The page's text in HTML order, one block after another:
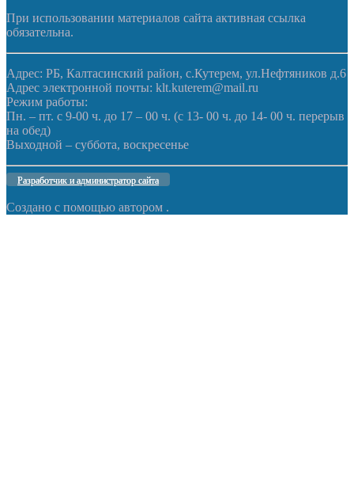
При использовании материалов сайта активная ссылка
обязательна.
Адрес: РБ, Калтасинский район, с.Кутерем, ул.Нефтяников д.6
Адрес электронной почты: klt.kuterem@mail.ru
Режим работы:
Пн. – пт. с 9-00 ч. до 17 – 00 ч. (с 13- 00 ч. до 14- 00 ч. перерыв
на обед)
Выходной – суббота, воскресенье
Разработчик и администратор сайта
Создано с помощью автором .